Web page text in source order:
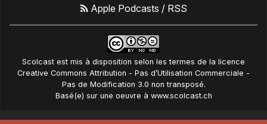
Apple Podcasts / RSS
Scolcast est mis à disposition selon les termes de la licence
Creative Commons Attribution - Pas d’Utilisation Commerciale -
Pas de Modification 3.0 non transposé.
Basé(e) sur une oeuvre à www.scolcast.ch